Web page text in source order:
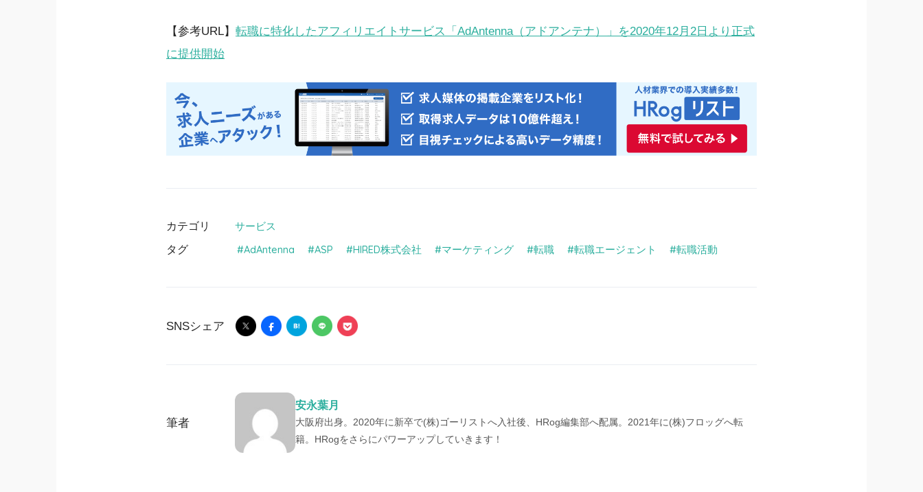
【参考URL】 転職に特化したアフィリエイトサービス「AdAntenna（アドアンテナ）」を2020年12月2日より正式
に提供開始
カテゴリ サービス
タグ AdAntenna ASP HIRED株式会社 マーケティング 転職 転職エージェント 転職活動
SNSシェア
筆者
安永葉月
大阪府出身。2020年に新卒で(株)ゴーリストへ入社後、HRog編集部へ配属。2021年に(株)フロッグへ転
籍。HRogをさらにパワーアップしていきます！